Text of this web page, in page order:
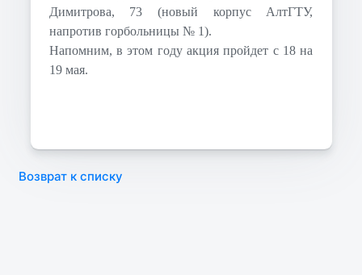
Димитрова, 73 (новый корпус АлтГТУ,
напротив горбольницы № 1).
Напомним, в этом году акция пройдет с 18 на
19 мая.
Возврат к списку